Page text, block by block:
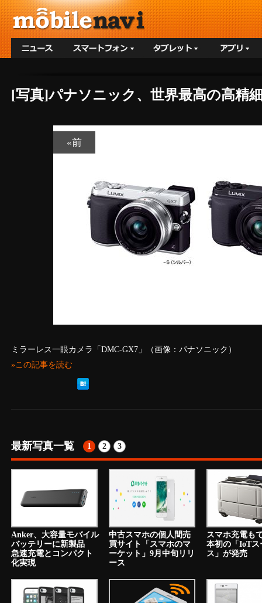
[写真]パナソニック、世界最高の高精
«前
ミラーレス一眼カメラ「DMC-GX7」（画像：パナソニック）
»この記事を読む
最新写真一覧 1 2 3
Anker、大容量モバイル
バッテリーに新製品
急速充電とコンパクト
化実現
中古スマホの個人間売
買サイト「スマホのマ
ーケット」9月中旬リリ
ース
スマホ充電も
本初の「IoTス
ス」が発売